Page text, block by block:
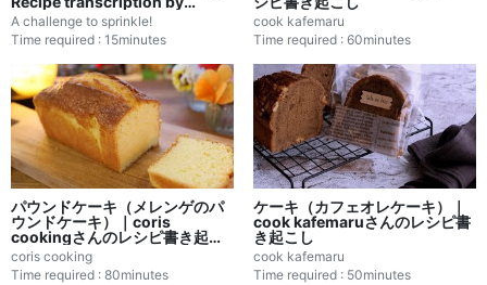
Makanai Challenge!
A challenge to sprinkle!
Time required : 15minutes
cook kafemaru
Time required : 60minutes
パウンドケーキ（メレンゲのパ
ウンドケーキ）｜coris
cookingさんのレシピ書き起こ
し
coris cooking
Time required : 80minutes
ケーキ（カフェオレケーキ）｜
cook kafemaruさんのレシピ書
き起こし
cook kafemaru
Time required : 50minutes